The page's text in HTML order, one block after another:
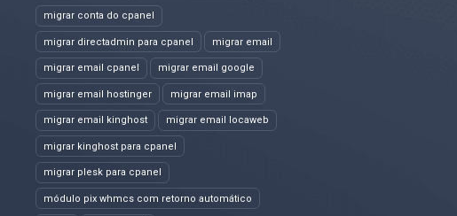
migrar conta do cpanel
migrar directadmin para cpanel migrar email
migrar email cpanel migrar email google
migrar email hostinger migrar email imap
migrar email kinghost migrar email locaweb
migrar kinghost para cpanel
migrar plesk para cpanel
módulo pix whmcs com retorno automático